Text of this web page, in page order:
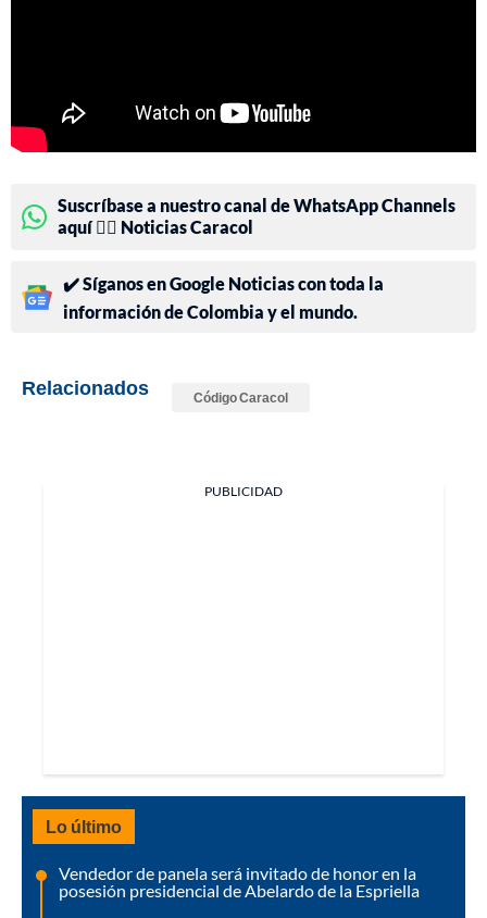
Suscríbase a nuestro canal de WhatsApp Channels
aquí 👉🏻 Noticias Caracol
✔️ Síganos en Google Noticias con toda la
información de Colombia y el mundo.
Relacionados Código Caracol
PUBLICIDAD
Lo último
Vendedor de panela será invitado de honor en la
posesión presidencial de Abelardo de la Espriella